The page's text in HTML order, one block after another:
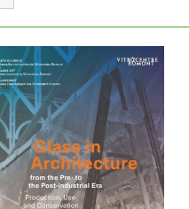
WARENKORB